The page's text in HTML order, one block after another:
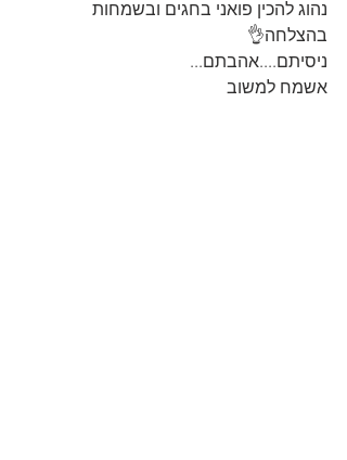
נהוג להכין פואני בחגים ובשמחות
בהצלחה👌
ניסיתם....אהבתם...
אשמח למשוב